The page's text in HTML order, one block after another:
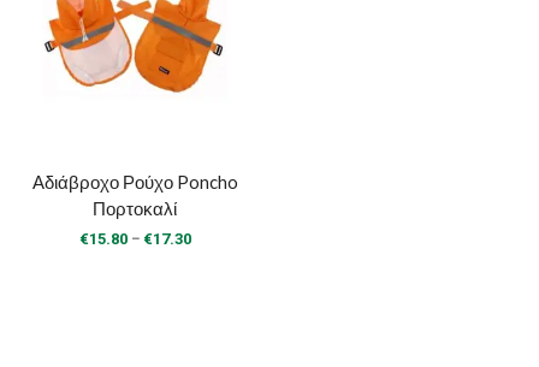
Αδιάβροχο Ρούχο Poncho
Πορτοκαλί
€15.80 – €17.30Price